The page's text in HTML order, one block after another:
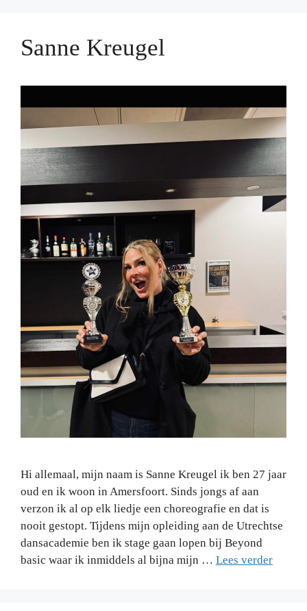
Sanne Kreugel
Hi allemaal, mijn naam is Sanne Kreugel ik ben 27 jaar
oud en ik woon in Amersfoort. Sinds jongs af aan
verzon ik al op elk liedje een choreografie en dat is
nooit gestopt. Tijdens mijn opleiding aan de Utrechtse
dansacademie ben ik stage gaan lopen bij Beyond
basic waar ik inmiddels al bijna mijn … Lees verder